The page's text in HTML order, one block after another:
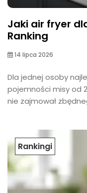
Jaki air fryer
Ranking
14 lipca 2026
Dla jednej osoby
pojemności misy od
nie zajmował
Rankingi